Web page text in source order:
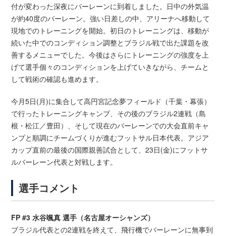
付が変わった深夜にバーレーンに到着しました。日中の外気温
が約40度のバーレーン。強い日差しの中、アリーナへ移動して
現地でのトレーニングを開始。初日のトレーニングは、移動が
続いた中でのコンディション調整とブラジル戦で出た課題を改
善するメニューでした。今後はさらにトレーニングの強度を上
げて選手個々のコンディションを上げていきながら、チームと
して戦術の確認も進めます。
今月5日(月)に集合して高円宮記念夢フィールド（千葉・幕張）
で行ったトレーニングキャンプ、その後のブラジル2連戦（島
根・松江／豊田）、そして現在のバーレーンでの大会直前キャ
ンプと順調にチームづくりが進むフットサル日本代表。アジア
カップ直前の最後の国際親善試合として、23日(金)にフットサ
ルバーレーン代表と対戦します。
選手コメント
FP #3 水谷颯真 選手（名古屋オーシャンズ）
ブラジル代表との2連戦を終えて、飛行機でバーレーンに無事到